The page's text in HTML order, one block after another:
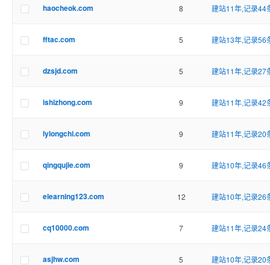
haocheok.com 8 建站11年,记录44
fftac.com 5 建站13年,记录56
dzsjd.com 5 建站11年,记录27
ishizhong.com 9 建站11年,记录42
lylongchi.com 9 建站11年,记录20
qingqujie.com 9 建站10年,记录46
elearning123.com 12 建站10年,记录26
cq10000.com 7 建站11年,记录24
asjhw.com 5 建站10年,记录20